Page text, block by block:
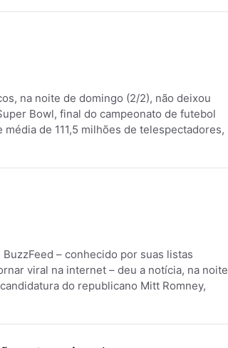
na noite de domingo (2/2), não deixou
Bowl, final do campeonato de futebol
de 111,5 milhões de telespectadores,
– conhecido por suas listas
viral na internet – deu a notícia, na noite
do republicano Mitt Romney,